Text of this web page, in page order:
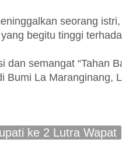
seorang
begitu tinggi
semangat “Tahan
Bumi La Maranginang,
ke 2 Lutra Wapat